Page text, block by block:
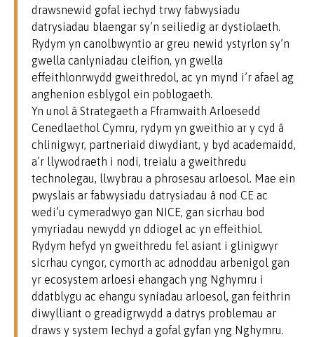
drawsnewid gofal iechyd trwy fabwysiadu
datrysiadau blaengar sy’n seiliedig ar dystiolaeth.
Rydym yn canolbwyntio ar greu newid ystyrlon sy’n
gwella canlyniadau cleifion, yn gwella
effeithlonrwydd gweithredol, ac yn mynd i’r afael ag
anghenion esblygol ein poblogaeth.
Yn unol â Strategaeth a Fframwaith Arloesedd
Cenedlaethol Cymru, rydym yn gweithio ar y cyd â
chlinigwyr, partneriaid diwydiant, y byd academaidd,
a’r llywodraeth i nodi, treialu a gweithredu
technolegau, llwybrau a phrosesau arloesol. Mae ein
pwyslais ar fabwysiadu datrysiadau â nod CE ac
wedi’u cymeradwyo gan NICE, gan sicrhau bod
ymyriadau newydd yn ddiogel ac yn effeithiol.
Rydym hefyd yn gweithredu fel asiant i glinigwyr
sicrhau cyngor, cymorth ac adnoddau arbenigol gan
yr ecosystem arloesi ehangach yng Nghymru i
ddatblygu ac ehangu syniadau arloesol, gan feithrin
diwylliant o greadigrwydd a datrys problemau ar
draws y system Iechyd a gofal gyfan yng Nghymru.